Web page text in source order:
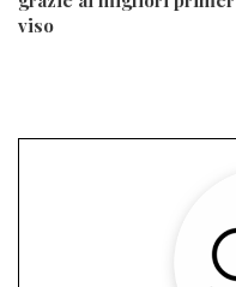
viso